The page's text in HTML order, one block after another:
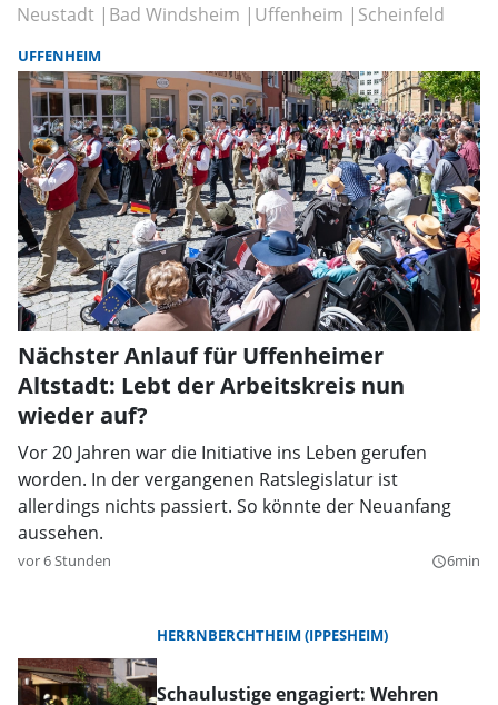
Neustadt Bad Windsheim Uffenheim Scheinfeld
UFFENHEIM
Nächster Anlauf für Uffenheimer
Altstadt: Lebt der Arbeitskreis nun
wieder auf?
Vor 20 Jahren war die Initiative ins Leben gerufen
worden. In der vergangenen Ratslegislatur ist
allerdings nichts passiert. So könnte der Neuanfang
aussehen.
vor 6 Stunden query_builder6min
HERRNBERCHTHEIM (IPPESHEIM)
Schaulustige engagiert: Wehren